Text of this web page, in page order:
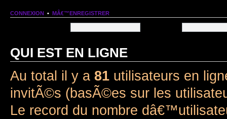
CONNEXION • MÂ€™ENREGISTRER
QUI EST EN LIGNE
Au total il y a 81 utilisateurs en
invitÃ©s (basÃ©es sur les
Le record du nombre